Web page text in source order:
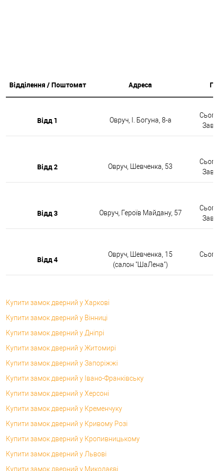
Відділення / Поштомат Адреса
Відд 1 Овруч, І. Богуна, 8-а
Відд 2 Овруч, Шевченка, 53
Відд 3 Овруч, Героїв Майдану, 57
Відд 4
Овруч, Шевченка, 15
(салон "ШаЛена")
Купити замок дверний у Харкові
Купити замок дверний у Вінниці
Купити замок дверний у Дніпрі
Купити замок дверний у Житомирі
Купити замок дверний у Запоріжжі
Купити замок дверний у Івано-Франківську
Купити замок дверний у Херсоні
Купити замок дверний у Кременчуку
Купити замок дверний у Кривому Розі
Купити замок дверний у Кропивницькому
Купити замок дверний у Львові
Купити замок дверний у Миколаєві